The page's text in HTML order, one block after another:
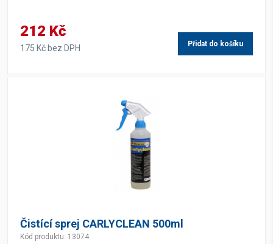
212 Kč
175 Kč bez DPH Přidat do košíku
Čistící sprej CARLYCLEAN 500ml
Kód produktu: 13074